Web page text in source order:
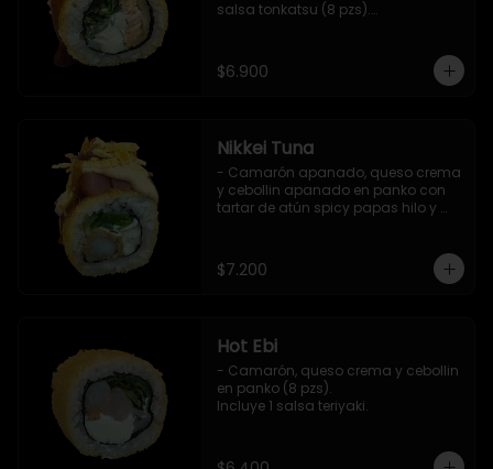
salsa tonkatsu (8 pzs).
$6.900
Nikkei Tuna
- Camarón apanado, queso crema
y cebollin apanado en panko con
tartar de atún spicy papas hilo y
$7.200
Hot Ebi
- Camarón, queso crema y cebollin
en panko (8 pzs).
Incluye 1 salsa teriyaki.